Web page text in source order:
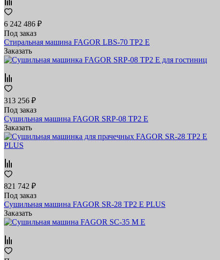
6 242 486 ₽
Под заказ
Стиральная машина FAGOR LBS-70 TP2 E
Заказать
313 256 ₽
Под заказ
Сушильная машина FAGOR SRP-08 TP2 E
Заказать
821 742 ₽
Под заказ
Сушильная машина FAGOR SR-28 TP2 E PLUS
Заказать